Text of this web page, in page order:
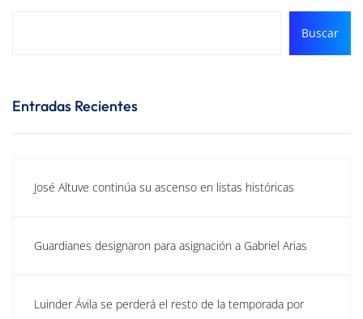
Buscar
Entradas Recientes
José Altuve continúa su ascenso en listas históricas
Guardianes designaron para asignación a Gabriel Arias
Luinder Ávila se perderá el resto de la temporada por